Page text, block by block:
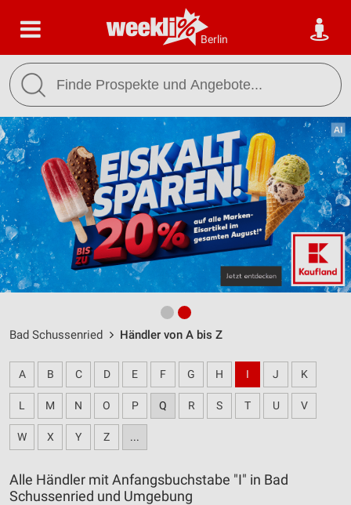
Berlin
Bad Schussenried Händler von A bis Z
A B C D E F G H I J K
L M N O P Q R S T U V
W X Y Z ...
Alle Händler mit Anfangsbuchstabe "I" in Bad
Schussenried und Umgebung